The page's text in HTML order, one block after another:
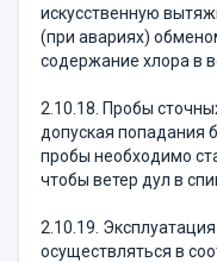
искусственную
(при авариях)
содержание хлора в
2.10.18. Пробы
допуская попадания
пробы необходимо
чтобы ветер дул в
2.10.19.
осуществляться в